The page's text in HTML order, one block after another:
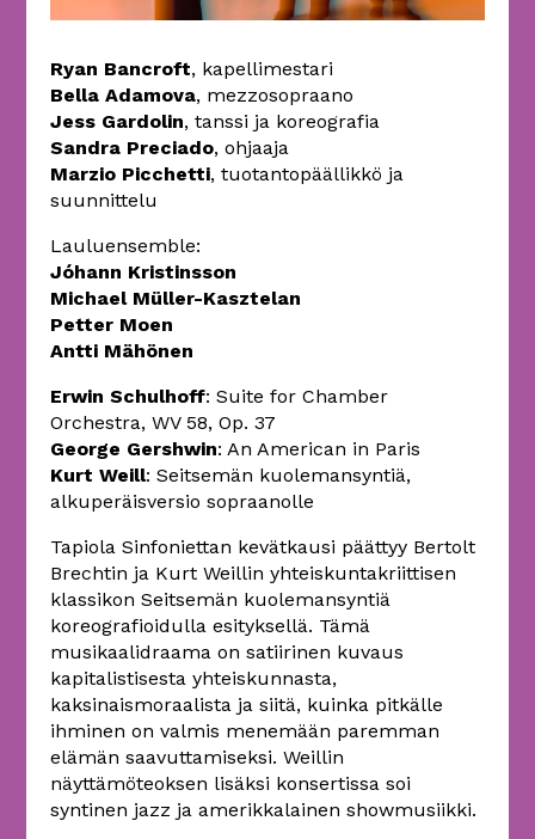
Ryan Bancroft, kapellimestari
Bella Adamova, mezzosopraano
Jess Gardolin, tanssi ja koreografia
Sandra Preciado, ohjaaja
Marzio Picchetti, tuotantopäällikkö ja
suunnittelu
Lauluensemble:
Jóhann Kristinsson
Michael Müller-Kasztelan
Petter Moen
Antti Mähönen
Erwin Schulhoff: Suite for Chamber
Orchestra, WV 58, Op. 37
George Gershwin: An American in Paris
Kurt Weill: Seitsemän kuolemansyntiä,
alkuperäisversio sopraanolle
Tapiola Sinfoniettan kevätkausi päättyy Bertolt
Brechtin ja Kurt Weillin yhteiskuntakriittisen
klassikon Seitsemän kuolemansyntiä
koreografioidulla esityksellä. Tämä
musikaalidraama on satiirinen kuvaus
kapitalistisesta yhteiskunnasta,
kaksinaismoraalista ja siitä, kuinka pitkälle
ihminen on valmis menemään paremman
elämän saavuttamiseksi. Weillin
näyttämöteoksen lisäksi konsertissa soi
syntinen jazz ja amerikkalainen showmusiikki.